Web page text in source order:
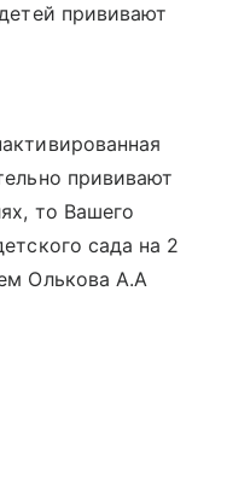
прививают
прививают
то Вашего
сада на 2
Олькова А.А